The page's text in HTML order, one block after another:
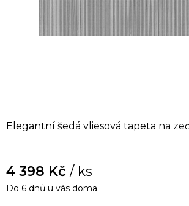
Elegantní šedá vliesová tapeta na
4 398 Kč / ks
Do 6 dnů u vás doma